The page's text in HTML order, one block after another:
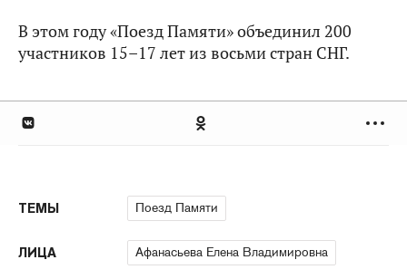
В этом году «Поезд Памяти» объединил 200
участников 15–17 лет из восьми стран СНГ.
ТЕМЫ Поезд Памяти
ЛИЦА Афанасьева Елена Владимировна